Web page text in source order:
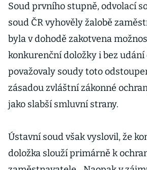
Soud prvního stupně, odvolací
soud ČR vyhověly žalobě
byla v dohodě zakotvena
konkurenční doložky i bez udání
považovaly soudy toto
zásadou zvláštní zákonné
jako slabší smluvní strany.
Ústavní soud však vyslovil, že
doložka slouží primárně k